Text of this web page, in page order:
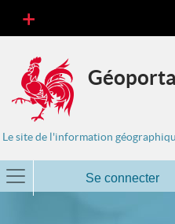
Le site de l'information
Se connecter